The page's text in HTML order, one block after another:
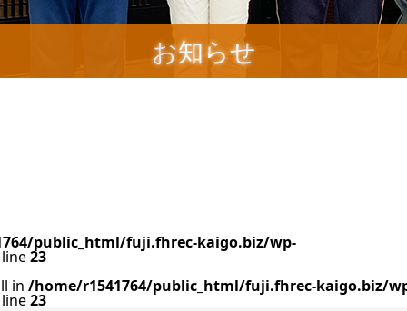
お知らせ
public_html/fuji.fhrec-kaigo.biz/wp-
23
in /home/r1541764/public_html/fuji.fhrec-kaigo.biz/
23